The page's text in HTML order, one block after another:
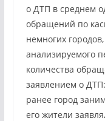
о ДТП в среднем
обращений по
немногих
анализируемого
количества
заявлением о
ранее город
его жители